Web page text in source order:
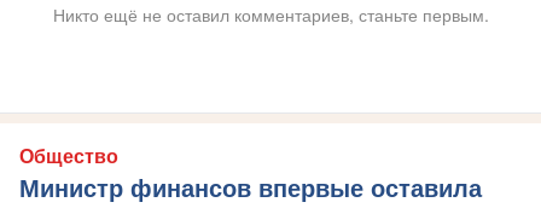
Никто ещё не оставил комментариев, станьте первым.
Общество
Министр финансов впервые оставила